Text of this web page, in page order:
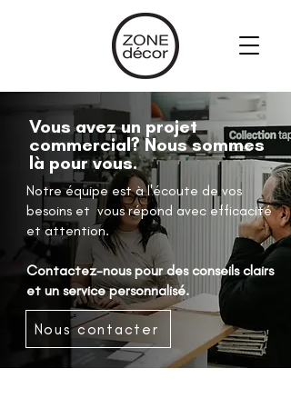
Vous avez un projet
commercial? Nous sommes
là pour vous.
Notre équipe est à l'écoute de vos
besoins et vous répond avec efficacité
et attention.
Contactez-nous pour des conseils clairs
et un service personnalisé.
Nous contacter